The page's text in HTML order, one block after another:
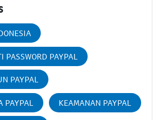
PASSWORD PAYPAL
PAYPAL
PAYPAL KEAMANAN PAYPAL